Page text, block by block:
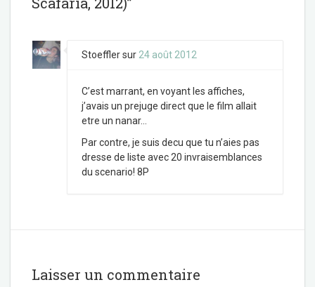
Stoefflersur24 août 2012
C’est marrant, en voyant les affiches,
j’avais un prejuge direct que le film allait
etre un nanar…
Par contre, je suis decu que tu n’aies pas
dresse de liste avec 20 invraisemblances
du scenario! 8P
Laisser un commentaire